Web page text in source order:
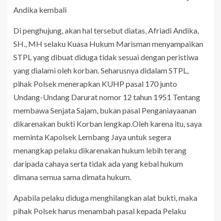
Andika kembali
Di penghujung, akan hal tersebut diatas, Afriadi Andika,
SH., MH selaku Kuasa Hukum Marisman menyampaikan
STPL yang dibuat diduga tidak sesuai dengan peristiwa
yang dialami oleh korban. Seharusnya didalam STPL,
pihak Polsek menerapkan KUHP pasal 170 junto
Undang-Undang Darurat nomor 12 tahun 1951 Tentang
membawa Senjata Sajam, bukan pasal Penganiayaanan
dikarenakan bukti Korban lengkap.Oleh karena itu, saya
meminta Kapolsek Lembang Jaya untuk segera
menangkap pelaku dikarenakan hukum lebih terang
daripada cahaya serta tidak ada yang kebal hukum
dimana semua sama dimata hukum.
Apabila pelaku diduga menghilangkan alat bukti, maka
pihak Polsek harus menambah pasal kepada Pelaku